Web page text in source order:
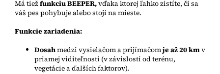
Má tiežfunkciu BEEPER,vďaka ktorej ľahko zistíte, či sa
váš pes pohybuje alebo stojí na mieste.
Funkcie zariadenia:
Dosahmedzi vysielačom a prijímačomje až 20 kmv
priamej viditeľnosti (v závislosti od terénu,
vegetácie a ďalších faktorov).